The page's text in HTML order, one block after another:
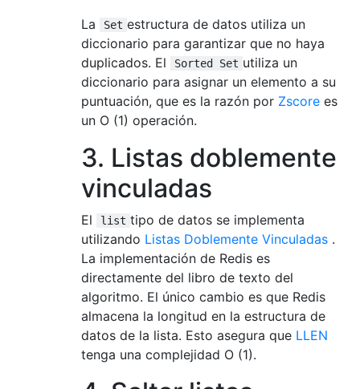
La
Set estructura de datos utiliza un
diccionario para garantizar que no haya
duplicados. El
Sorted Set utiliza un
diccionario para asignar un elemento a su
puntuación, que es la razón por Zscore es
un O (1) operación.
3. Listas doblemente
vinculadas
El list tipo de datos se implementa
utilizando Listas Doblemente Vinculadas .
La implementación de Redis es
directamente del libro de texto del
algoritmo. El único cambio es que Redis
almacena la longitud en la estructura de
datos de la lista. Esto asegura que LLEN
tenga una complejidad O (1).